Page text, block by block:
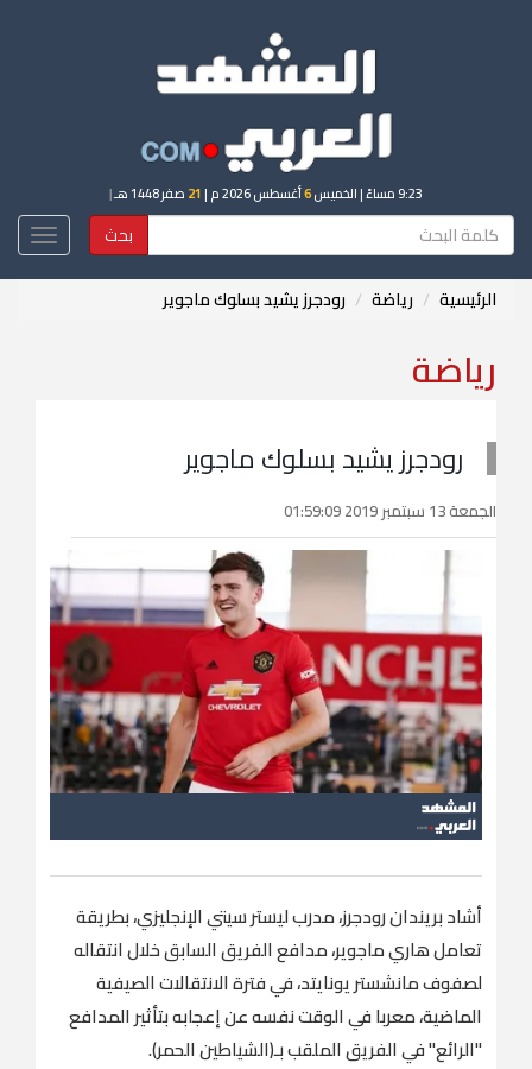
9:23 مساءً | الخميس6أغسطس 2026 م | 21 صفر 1448 هـ |
بحث
الرئيسية رياضة رودجرز يشيد بسلوك ماجوير
رياضة
رودجرز يشيد بسلوك ماجوير
الجمعة 13 سبتمبر 2019 01:59:09
أشاد بريندان رودجرز، مدرب ليستر سيتي الإنجليزي، بطريقة
تعامل هاري ماجوير، مدافع الفريق السابق خلال انتقاله
لصفوف مانشستر يونايتد، في فترة الانتقالات الصيفية
الماضية، معربا في الوقت نفسه عن إعجابه بتأثير المدافع
"الرائع" في الفريق الملقب بـ(الشياطين الحمر).